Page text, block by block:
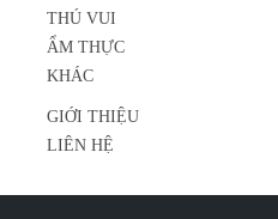
THÚ VUI
ẨM THỰC
KHÁC
GIỚI THIỆU
LIÊN HỆ